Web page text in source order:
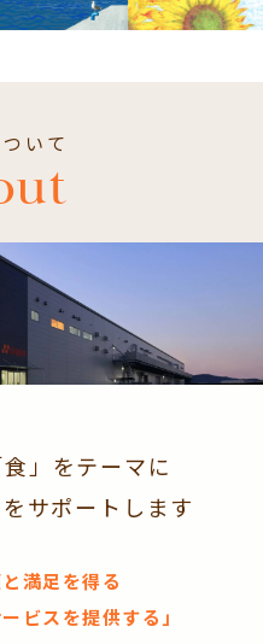
いて
」をテーマに
サポートします
満足を得る
ビスを提供する」